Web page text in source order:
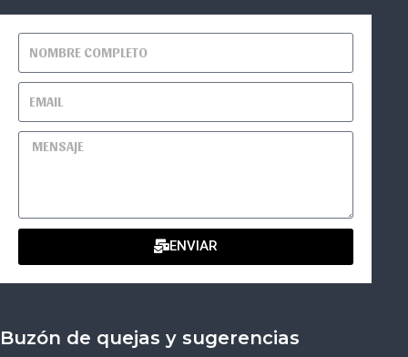
ENVIAR
Buzón de quejas y sugerencias